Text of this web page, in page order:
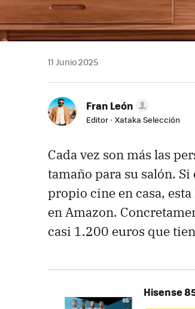
11 Junio 2025
Fran León
Editor - Xataka Selección
Cada vez son más las
tamaño para su salón.
propio cine en casa, esta
en Amazon.
casi 1.200 euros que
Hisense